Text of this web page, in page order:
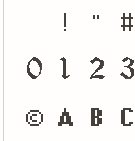
! " #
0 1 2 3
@ A B C